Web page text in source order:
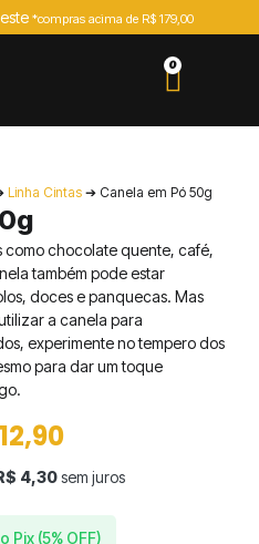
*compras acima de R$ 179,00
0
Linha Cintas ➔ Canela em Pó 50g
como chocolate quente, café,
também pode estar
doces e panquecas. Mas
a canela para
experimente no tempero dos
para dar um toque
12,90
Pix (5% OFF)
4,30sem juros